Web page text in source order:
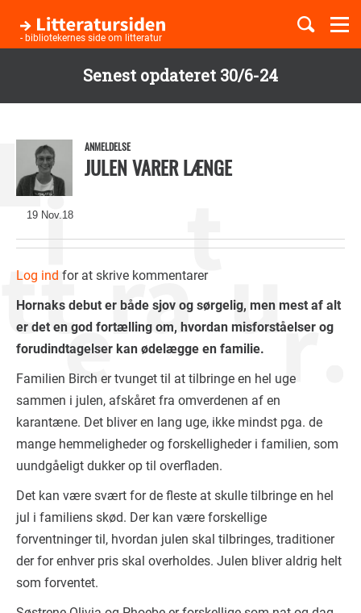
Senest opdateret 30/6-24
hovedindhold
- bibliotekernes side om litteratur
Børnebøger
19 Nov.18
ANMELDELSE
JULEN VARER LÆNGE
Log ind for at skrive kommentarer
Hornaks debut er både sjov og sørgelig, men mest af alt
er det en god fortælling om, hvordan misforståelser og
forudindtagelser kan ødelægge en familie.
Familien Birch er tvunget til at tilbringe en hel uge
sammen i julen, afskåret fra omverdenen af en
karantæne. Det bliver en lang uge, ikke mindst pga. de
mange hemmeligheder og forskelligheder i familien, som
uundgåeligt dukker op til overfladen.
Det kan være svært for de fleste at skulle tilbringe en hel
jul i familiens skød. Der kan være forskellige
forventninger til, hvordan julen skal tilbringes, traditioner
der for enhver pris skal overholdes. Julen bliver aldrig helt
som forventet.